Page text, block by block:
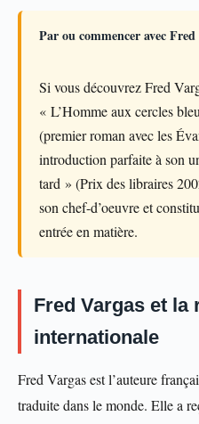
Par ou commencer avec Fred
Si vous découvrez Fred
« L’Homme aux cercles
(premier roman avec les
introduction parfaite à son
tard » (Prix des libraires
son chef-d’oeuvre et
entrée en matière.
Fred Vargas et la
internationale
Fred Vargas est l’auteure
traduite dans le monde. Elle a